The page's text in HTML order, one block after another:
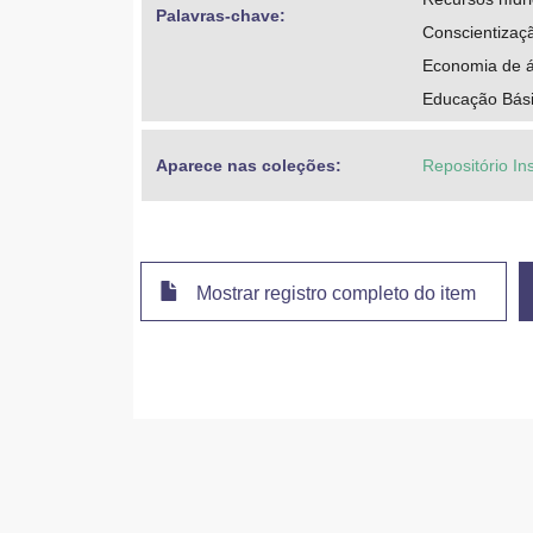
Palavras-chave:
Economia de
Educação
Aparece nas coleções: Repositório
Mostrar registro completo do item